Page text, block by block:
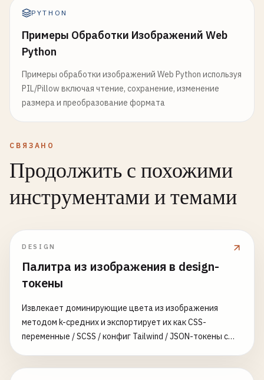
PYTHON
Примеры Обработки Изображений Web
Python
Примеры обработки изображений Web Python используя
PIL/Pillow включая чтение, сохранение, изменение
размера и преобразование формата
СВЯЗАНО
Продолжить с похожими
инструментами и темами
DESIGN
Палитра из изображения в design-
токены
Извлекает доминирующие цвета из изображения
методом k-средних и экспортирует их как CSS-
переменные / SCSS / конфиг Tailwind / JSON-токены с